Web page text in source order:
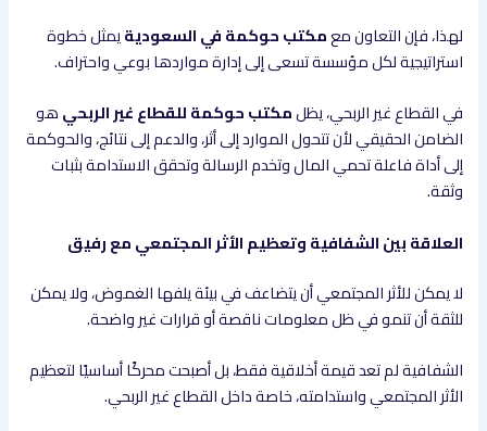
لهذا، فإن التعاون معمكتب حوكمة في السعوديةيمثل خطوة
استراتيجية لكل مؤسسة تسعى إلى إدارة مواردها بوعي واحتراف.
في القطاع غير الربحي، يظلمكتب حوكمة للقطاع غير الربحيهو
الضامن الحقيقي لأن تتحول الموارد إلى أثر، والدعم إلى نتائج، والحوكمة
إلى أداة فاعلة تحمي المال وتخدم الرسالة وتحقق الاستدامة بثبات
وثقة.
العلاقة بين الشفافية وتعظيم الأثر المجتمعي مع رفيق
لا يمكن للأثر المجتمعي أن يتضاعف في بيئة يلفها الغموض، ولا يمكن
للثقة أن تنمو في ظل معلومات ناقصة أو قرارات غير واضحة.
الشفافية لم تعد قيمة أخلاقية فقط، بل أصبحت محركًا أساسيًا لتعظيم
الأثر المجتمعي واستدامته، خاصة داخل القطاع غير الربحي.